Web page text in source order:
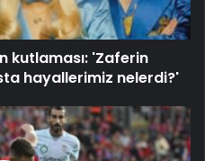
kutlaması: 'Zaferin
hayallerimiz nelerdi?'